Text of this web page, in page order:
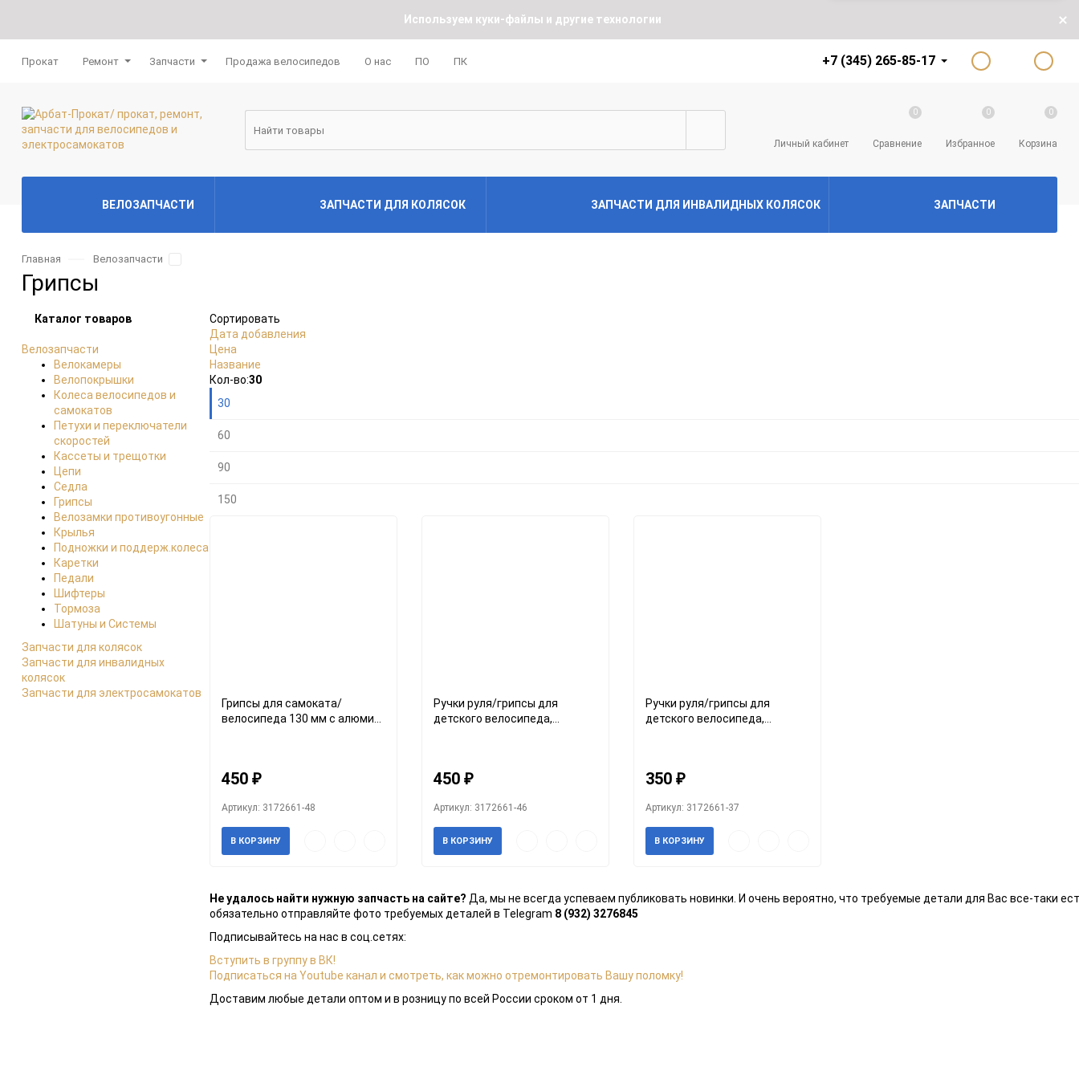
Используем куки-файлы и другие технологии
Прокат Ремонт Запчасти Продажа велосипедов О нас ПО ПК +7 (345) 265-85-17
Личный кабинет Сравнение
0
Избранное
0
Корзина
0
Велокамеры
самокатов
Петухи и переключатели
скоростей
Кассеты и трещотки
Цепи
Седла
Грипсы
Велозамки противоугонные
Крылья
Подножки и
поддерж.колеса
ВЕЛОЗАПЧАСТИ
Подшипники колясок
ЗАПЧАСТИ ДЛЯ КОЛЯСОК ЗАПЧАСТИ ДЛЯ ИНВАЛИДНЫХ КОЛЯСОК ЗАПЧАСТИ ДЛЯ
Главная Велозапчасти
Грипсы
Каталог товаров
Велозапчасти
Велокамеры
Велопокрышки
Колеса велосипедов и
самокатов
Петухи и переключатели
скоростей
Кассеты и трещотки
Цепи
Седла
Грипсы
Велозамки противоугонные
Крылья
Подножки и поддерж.колеса
Каретки
Педали
Шифтеры
Тормоза
Шатуны и Системы
Запчасти для колясок
Запчасти для инвалидных
колясок
Запчасти для электросамокатов
Сортировать
Дата добавления
Цена
Название
Плитка
Подробно
Компактно
Кол-во:30
30
60
90
150
Грипсы для самоката/
велосипеда 130 мм с алюмин.
450 ₽
Артикул: 3172661-48
В КОРЗИНУ
Ручки руля/грипсы для
детского велосипеда,
450 ₽
Артикул: 3172661-46
В КОРЗИНУ
Ручки руля/грипсы для
детского велосипеда,
350 ₽
Артикул: 3172661-37
В КОРЗИНУ
Не удалось найти нужную запчасть на сайте? Да, мы не всегда успеваем публиковать новинки. И очень вероятно, что требуемые детали для Вас все-таки
обязательно отправляйте фото требуемых деталей в Telegram 8 (932) 3276845
Подписывайтесь на нас в соц.сетях:
Вступить в группу в ВК!
Подписаться на Youtube канал и смотреть, как можно отремонтировать Вашу поломку!
Доставим любые детали оптом и в розницу по всей России сроком от 1 дня.